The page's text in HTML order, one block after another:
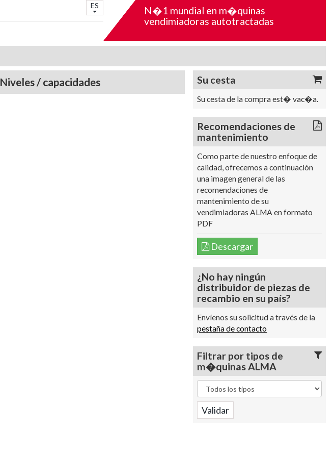
N�1 mundial en m�quinas
vendimiadoras autotractadas
ES
Niveles / capacidades Su cesta
Su cesta de la compra est� vac�a.
Recomendaciones de
mantenimiento
Como parte de nuestro enfoque de
calidad, ofrecemos a continuación
una imagen general de las
recomendaciones de
mantenimiento de su
vendimiadoras ALMA en formato
PDF
Descargar
¿No hay ningún
distribuidor de piezas de
recambio en su país?
Envíenos su solicitud a través de la
pestaña de contacto
Filtrar por tipos de
m�quinas ALMA